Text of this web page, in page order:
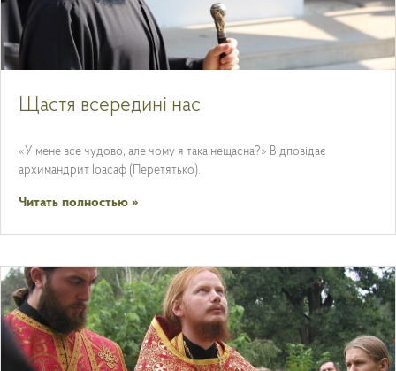
Щастя всередині нас
«У мене все чудово, але чому я така нещасна?» Відповідає
архимандрит Іоасаф (Перетятько).
Читать полностью »